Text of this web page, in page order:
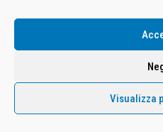
Visualizza